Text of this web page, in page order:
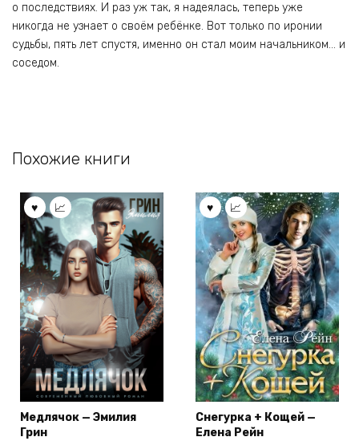
о последствиях. И раз уж так, я надеялась, теперь уже
никогда не узнает о своём ребёнке. Вот только по иронии
судьбы, пять лет спустя, именно он стал моим начальником… и
соседом.
Похожие книги
Медлячок — Эмилия
Грин
Снегурка + Кощей —
Елена Рейн